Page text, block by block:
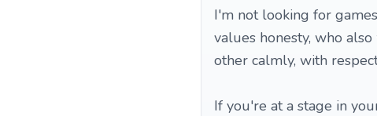
I'm not looking for
values honesty, who
other calmly, with
If you're at a stage in